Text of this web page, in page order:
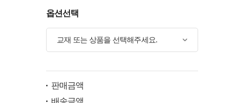
옵션선택
판매금액